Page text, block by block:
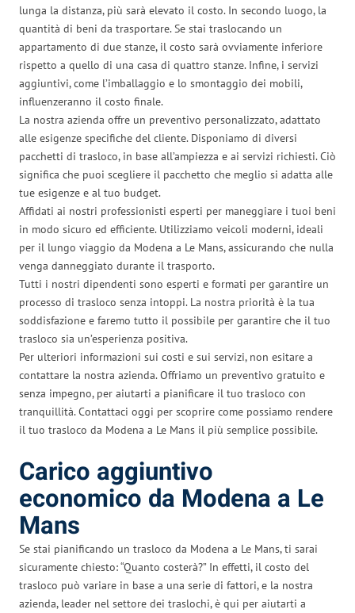
lunga la distanza, più sarà elevato il costo. In secondo luogo, la
quantità di beni da trasportare. Se stai traslocando un
appartamento di due stanze, il costo sarà ovviamente inferiore
rispetto a quello di una casa di quattro stanze. Infine, i servizi
aggiuntivi, come l’imballaggio e lo smontaggio dei mobili,
influenzeranno il costo finale.
La nostra azienda offre un preventivo personalizzato, adattato
alle esigenze specifiche del cliente. Disponiamo di diversi
pacchetti di trasloco, in base all’ampiezza e ai servizi richiesti. Ciò
significa che puoi scegliere il pacchetto che meglio si adatta alle
tue esigenze e al tuo budget.
Affidati ai nostri professionisti esperti per maneggiare i tuoi beni
in modo sicuro ed efficiente. Utilizziamo veicoli moderni, ideali
per il lungo viaggio da Modena a Le Mans, assicurando che nulla
venga danneggiato durante il trasporto.
Tutti i nostri dipendenti sono esperti e formati per garantire un
processo di trasloco senza intoppi. La nostra priorità è la tua
soddisfazione e faremo tutto il possibile per garantire che il tuo
trasloco sia un’esperienza positiva.
Per ulteriori informazioni sui costi e sui servizi, non esitare a
contattare la nostra azienda. Offriamo un preventivo gratuito e
senza impegno, per aiutarti a pianificare il tuo trasloco con
tranquillità. Contattaci oggi per scoprire come possiamo rendere
il tuo trasloco da Modena a Le Mans il più semplice possibile.
Carico aggiuntivo
economico da Modena a Le
Mans
Se stai pianificando un trasloco da Modena a Le Mans, ti sarai
sicuramente chiesto: “Quanto costerà?” In effetti, il costo del
trasloco può variare in base a una serie di fattori, e la nostra
azienda, leader nel settore dei traslochi, è qui per aiutarti a